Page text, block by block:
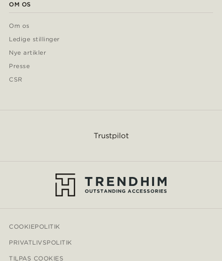
OM OS
Om os
Ledige stillinger
Nye artikler
Presse
CSR
Trustpilot
COOKIEPOLITIK
PRIVATLIVSPOLITIK
TILPAS COOKIES